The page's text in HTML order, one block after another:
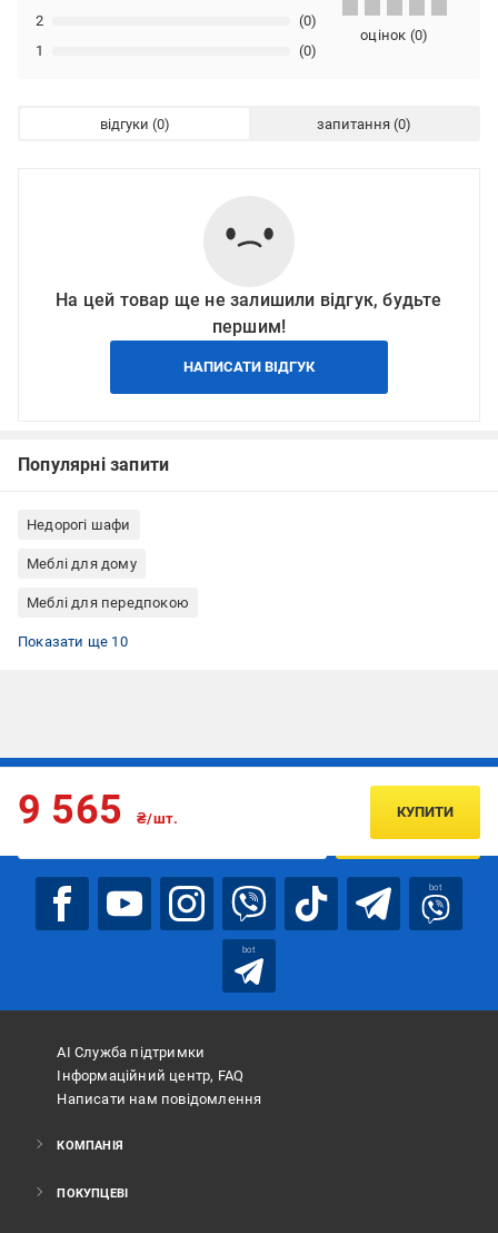
1 (0)
2 (0)
оцінок (0)
відгуки запитання
На цей товар ще не залишили відгук, будьте
першим!
НАПИСАТИ ВІДГУК
Популярні запити
Недорогі шафи
Меблі для дому
Меблі для передпокою
Шафи для кабінету, офісу
Шафи для спальні
Шафи для вітальні
Шафа гардеробні
Шафи ЛДСП
Шафи для квартири
Шафи для дому
Шафи для готелю
Шафи бежевий
Шафи кольору кашемір
Показати ще 10
9 565 ₴/шт. КУПИТИ
Підписуйтесь, щоб дізнаватись першим про акції та пропозиції
ПІДПИСАТИСЯ
bot
bot
АІ Служба підтримки
Інформаційний центр, FAQ
Написати нам повідомлення
КОМПАНІЯ
ПОКУПЦЕВІ